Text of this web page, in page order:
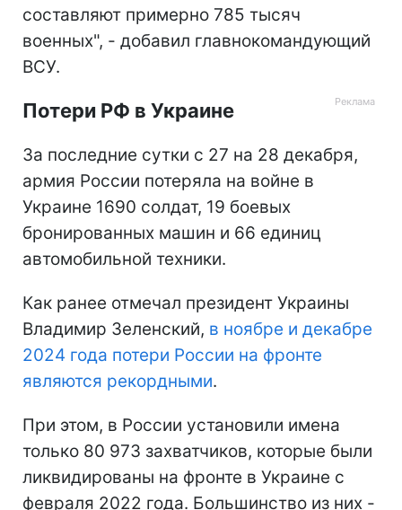
составляют примерно 785 тысяч
военных", - добавил главнокомандующий
ВСУ.
Потери РФ в Украине
За последние сутки с 27 на 28 декабря,
армия России потеряла на войне в
Украине 1690 солдат, 19 боевых
бронированных машин и 66 единиц
автомобильной техники.
Как ранее отмечал президент Украины
Владимир Зеленский, в ноябре и декабре
2024 года потери России на фронте
являются рекордными.
При этом, в России установили имена
только 80 973 захватчиков, которые были
ликвидированы на фронте в Украине с
февраля 2022 года. Большинство из них -